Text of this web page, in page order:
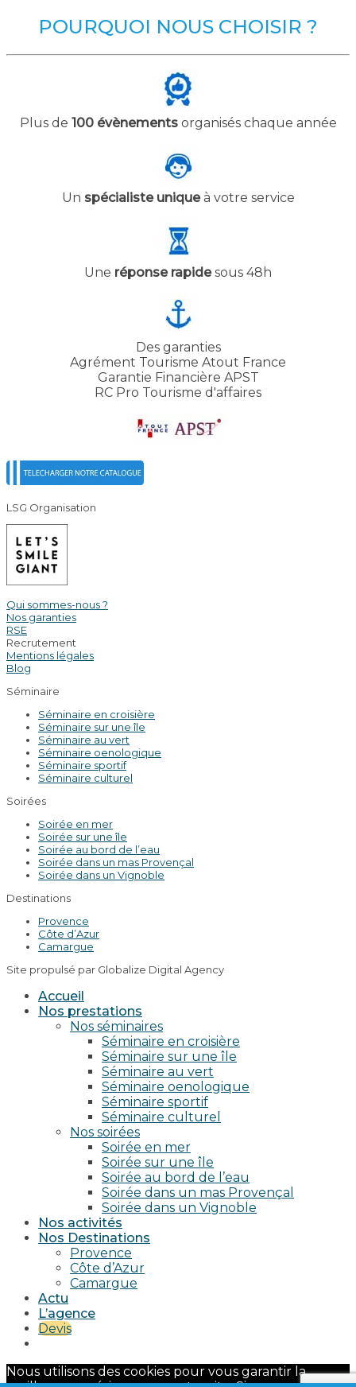
POURQUOI NOUS CHOISIR ?
Plus de 100 évènementsorganisés chaque année
Un spécialiste uniqueà votre service
Une réponse rapidesous 48h
Des garanties
Agrément Tourisme Atout France
Garantie Financière APST
RC Pro Tourisme d'affaires
LSG Organisation
Qui sommes-nous ?
Nos garanties
RSE
Recrutement
Mentions légales
Blog
Séminaire
Séminaire en croisière
Séminaire sur une île
Séminaire au vert
Séminaire oenologique
Séminaire sportif
Séminaire culturel
Soirées
Soirée en mer
Soirée sur une île
Soirée au bord de l’eau
Soirée dans un mas Provençal
Soirée dans un Vignoble
Destinations
Provence
Côte d’Azur
Camargue
Site propulsé par Globalize Digital Agency
Accueil
Nos prestations
Nos séminaires
Séminaire en croisière
Séminaire sur une île
Séminaire au vert
Séminaire oenologique
Séminaire sportif
Séminaire culturel
Nos soirées
Soirée en mer
Soirée sur une île
Soirée au bord de l’eau
Soirée dans un mas Provençal
Soirée dans un Vignoble
Nos activités
Nos Destinations
Provence
Côte d’Azur
Camargue
Actu
L’agence
Devis
Nous utilisons des cookies pour vous garantir la